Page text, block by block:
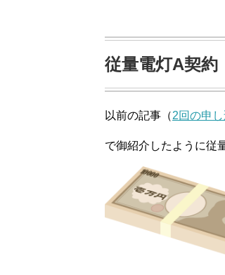
従量電灯A契約
以前の記事（2回の申
で御紹介したように従